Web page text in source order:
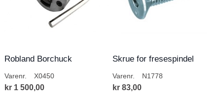
Robland Borchuck
Varenr. X0450
kr 1 500,00
Skrue for fresespindel
Varenr. N1778
kr 83,00